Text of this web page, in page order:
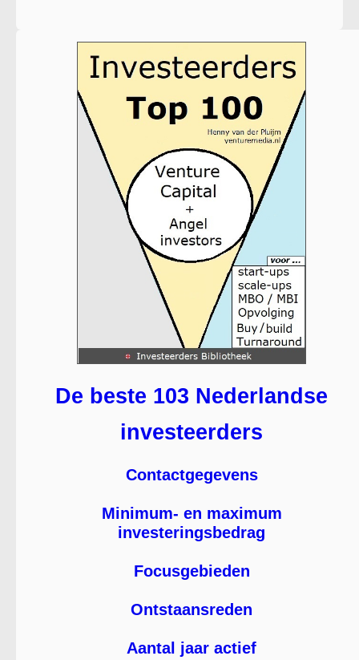
De beste 103 Nederlandse
investeerders
Contactgegevens
Minimum- en maximum
investeringsbedrag
Focusgebieden
Ontstaansreden
Aantal jaar actief